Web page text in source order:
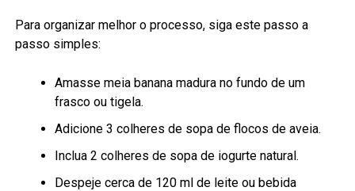
Para organizar melhor o processo, siga este passo a
passo simples:
Amasse meia banana madura no fundo de um
frasco ou tigela.
Adicione 3 colheres de sopa de flocos de aveia.
Inclua 2 colheres de sopa de iogurte natural.
Despeje cerca de 120 ml de leite ou bebida